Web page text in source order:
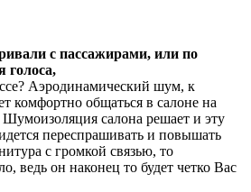
с пассажирами, или по
голоса,
Аэродинамический шум, к
комфортно общаться в салоне на
салона решает и эту
переспрашивать и повышать
с громкой связью, то
ведь он наконец то будет четко Вас